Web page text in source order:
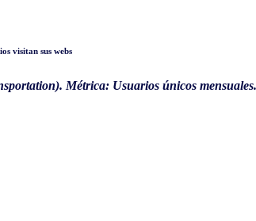
Métrica: Usuarios únicos